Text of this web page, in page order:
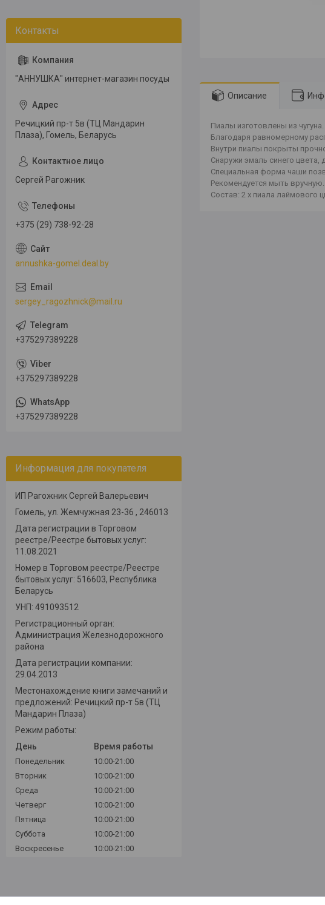
Описание
Пиалы изготовлены из
Благодаря равномерному
Внутри пиалы покрыты
Снаружи эмаль синего цвета,
Специальная форма чаши
Рекомендуется мыть вручную.
Состав: 2 х пиала лаймового
"АННУШКА" интернет-магазин посуды
Речицкий пр-т 5в (ТЦ Мандарин
Плаза), Гомель, Беларусь
Сергей Рагожник
+375 (29) 738-92-28
annushka-gomel.deal.by
sergey_ragozhnick@mail.ru
+375297389228
+375297389228
+375297389228
Информация для покупателя
ИП Рагожник Сергей Валерьевич
Гомель, ул. Жемчужная 23-36 , 246013
Дата регистрации в Торговом
реестре/Реестре бытовых услуг:
11.08.2021
Номер в Торговом реестре/Реестре
бытовых услуг: 516603, Республика
Беларусь
УНП: 491093512
Регистрационный орган:
Администрация Железнодорожного
района
Дата регистрации компании:
29.04.2013
Местонахождение книги замечаний и
предложений: Речицкий пр-т 5в (ТЦ
Мандарин Плаза)
Режим работы:
День
Время работы
Понедельник
10:00-21:00
Вторник
10:00-21:00
Среда
10:00-21:00
Четверг
10:00-21:00
Пятница
10:00-21:00
Суббота
10:00-21:00
Воскресенье
10:00-21:00